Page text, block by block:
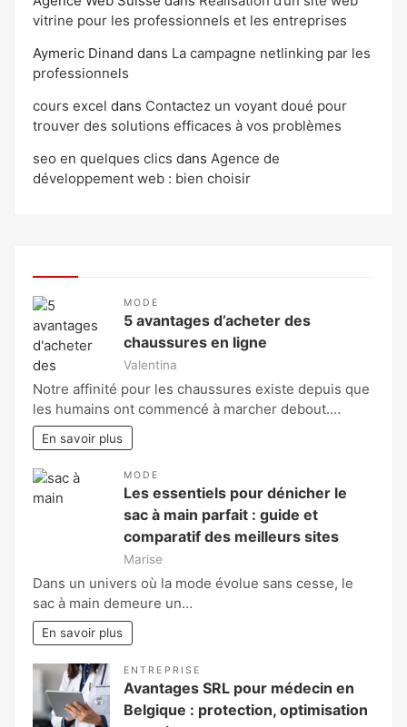
vitrine pour les professionnels et les entreprises
Aymeric Dinand dans La campagne netlinking par les
professionnels
cours excel dans Contactez un voyant doué pour
trouver des solutions efficaces à vos problèmes
seo en quelques clics dans Agence de
développement web : bien choisir
MODE
5 avantages d’acheter des
chaussures en ligne
Valentina
Notre affinité pour les chaussures existe depuis que
les humains ont commencé à marcher debout.…
En savoir plus
MODE
Les essentiels pour dénicher le
sac à main parfait : guide et
comparatif des meilleurs sites
Marise
Dans un univers où la mode évolue sans cesse, le
sac à main demeure un…
En savoir plus
ENTREPRISE
Avantages SRL pour médecin en
Belgique : protection, optimisation